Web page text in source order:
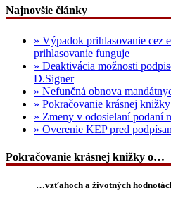
Najnovšie články
» Výpadok prihlasovanie cez
prihlasovanie funguje
» Deaktivácia možnosti
D.Signer
» Nefunčná obnova
» Pokračovanie krásnej
» Zmeny v odosielaní podaní
» Overenie KEP pred
Pokračovanie krásnej knižky o…
…vzťahoch a životných